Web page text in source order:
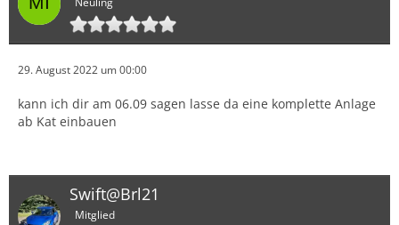
29. August 2022 um 00:00
kann ich dir am 06.09 sagen lasse da eine komplette Anlage
ab Kat einbauen
Swift@Brl21
Mitglied